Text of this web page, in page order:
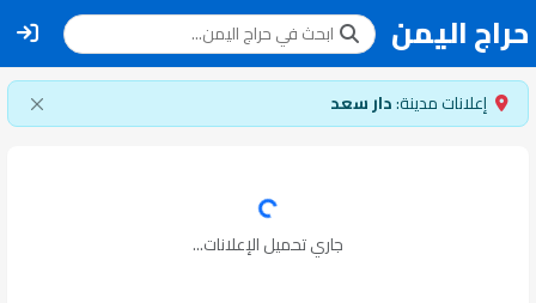
حراج اليمن
إعلانات مدينة:دار سعد
جاري تحميل الإعلانات...